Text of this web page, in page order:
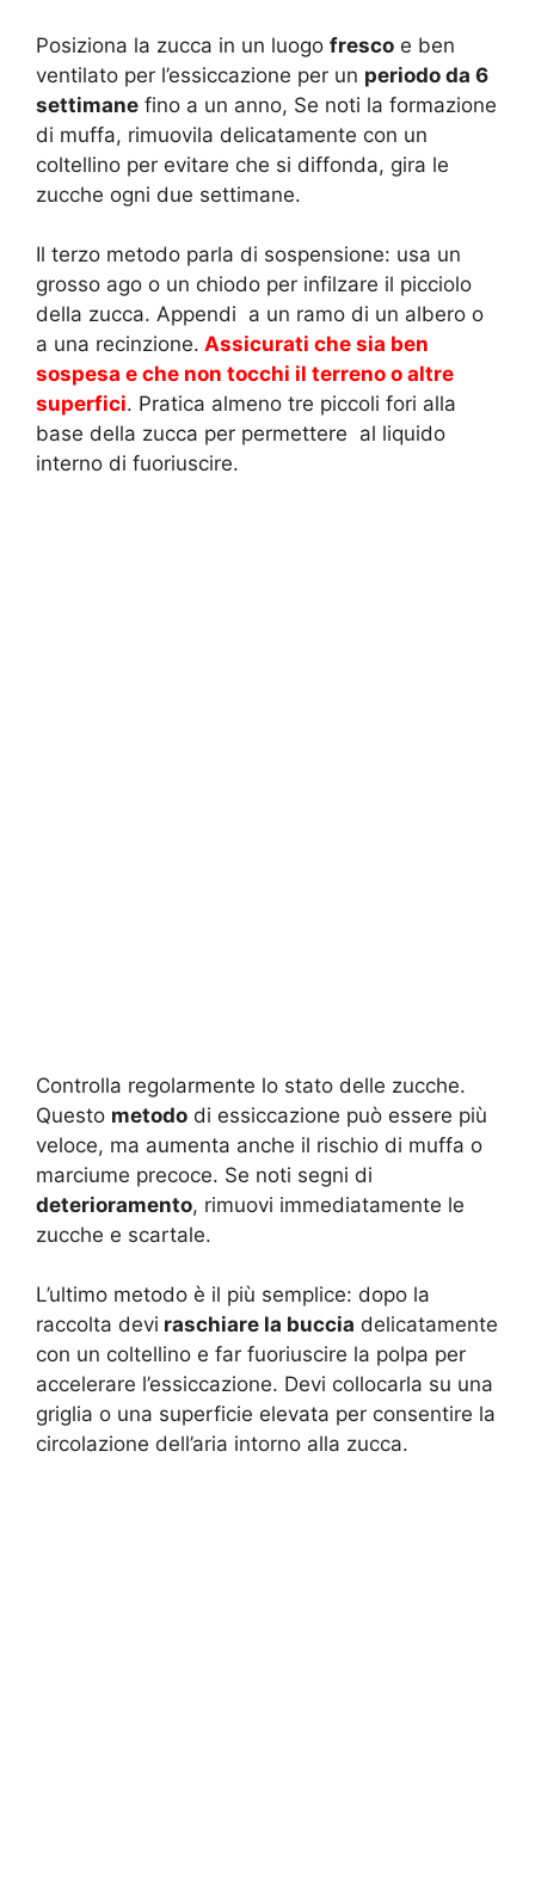
Posiziona la zucca in un luogo fresco e ben
ventilato per l’essiccazione per un periodo da 6
settimane fino a un anno, Se noti la formazione
di muffa, rimuovila delicatamente con un
coltellino per evitare che si diffonda, gira le
zucche ogni due settimane.
Il terzo metodo parla di sospensione: usa un
grosso ago o un chiodo per infilzare il picciolo
della zucca. Appendi a un ramo di un albero o
a una recinzione. Assicurati che sia ben
sospesa e che non tocchi il terreno o altre
superfici. Pratica almeno tre piccoli fori alla
base della zucca per permettere al liquido
interno di fuoriuscire.
Controlla regolarmente lo stato delle zucche.
Questo metodo di essiccazione può essere più
veloce, ma aumenta anche il rischio di muffa o
marciume precoce. Se noti segni di
deterioramento, rimuovi immediatamente le
zucche e scartale.
L’ultimo metodo è il più semplice: dopo la
raccolta devi raschiare la buccia delicatamente
con un coltellino e far fuoriuscire la polpa per
accelerare l’essiccazione. Devi collocarla su una
griglia o una superficie elevata per consentire la
circolazione dell’aria intorno alla zucca.